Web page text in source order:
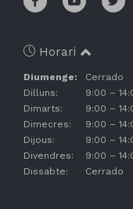
Horari
Diumenge:
Cerrado
Dilluns:
9:00 –
Dimarts:
9:00 –
Dimecres:
9:00 –
Dijous:
9:00 –
Divendres:
9:00 –
Dissabte:
Cerrado